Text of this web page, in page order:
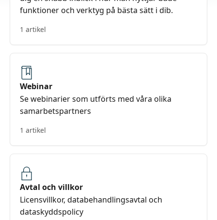
funktioner och verktyg på bästa sätt i dib.
1 artikel
Webinar
Se webinarier som utförts med våra olika
samarbetspartners
1 artikel
Avtal och villkor
Licensvillkor, databehandlingsavtal och
dataskyddspolicy